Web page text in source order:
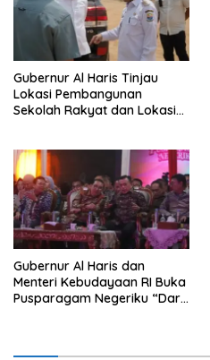
Gubernur Al Haris Tinjau
Lokasi Pembangunan
Sekolah Rakyat dan Lokasi
Gubernur Al Haris dan
Menteri Kebudayaan RI Buka
Pusparagam Negeriku “Dari